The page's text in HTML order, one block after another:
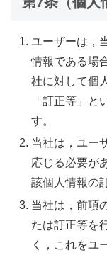
ユーザーは，
情報である場
社に対して個
「訂正等」と
す。
当社は，ユー
応じる必要が
該個人情報の
当社は，前項
たは訂正等を
く，これをユ